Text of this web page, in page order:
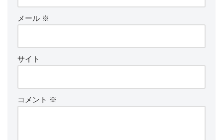
メール ※
サイト
コメント ※